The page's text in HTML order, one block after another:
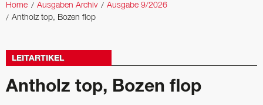
Home Ausgaben Archiv
Ausgabe 9/2026
Antholz top, Bozen flop
LEITARTIKEL
Antholz top, Bozen flop